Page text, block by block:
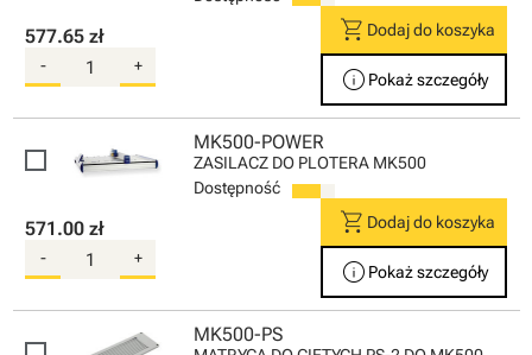
577.65 zł
- +
shopping_cart Dodaj do koszyka
info Pokaż szczegóły
MK500-POWER
ZASILACZ DO PLOTERA MK500
Dostępność
571.00 zł
- +
shopping_cart Dodaj do koszyka
info Pokaż szczegóły
MK500-PS